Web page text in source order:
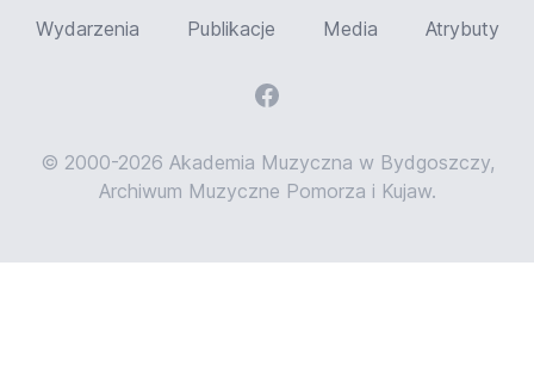
Wydarzenia Publikacje Media Atrybuty
© 2000-2026 Akademia Muzyczna w Bydgoszczy,
Archiwum Muzyczne Pomorza i Kujaw.